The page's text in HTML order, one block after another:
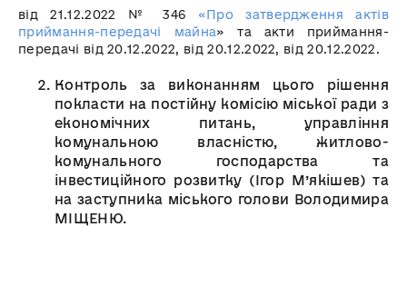
від 21.12.2022 № 346 «Про затвердження актів
приймання-передачі майна» та акти приймання-
передачі від 20.12.2022, від 20.12.2022, від 20.12.2022.
Контроль за виконанням цього рішення
покласти на постійну комісію міської ради з
економічних питань, управління
комунальною власністю, житлово-
комунального господарства та
інвестиційного розвитку (Ігор М’якішев) та
на заступника міського голови Володимира
МІЩЕНЮ.